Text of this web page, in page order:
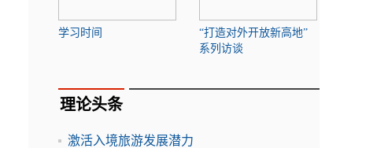
学习时间
“打造对外开放新高地”
系列访谈
理论头条
激活入境旅游发展潜力